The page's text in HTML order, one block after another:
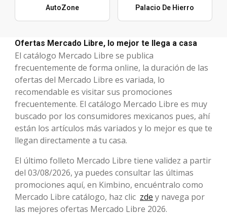
AutoZone Palacio De Hierro
Ofertas Mercado Libre, lo mejor te llega a casa
El catálogo Mercado Libre se publica
frecuentemente de forma online, la duración de las
ofertas del Mercado Libre es variada, lo
recomendable es visitar sus promociones
frecuentemente. El catálogo Mercado Libre es muy
buscado por los consumidores mexicanos pues, ahí
están los artículos más variados y lo mejor es que te
llegan directamente a tu casa.
El último folleto Mercado Libre tiene validez a partir
del 03/08/2026, ya puedes consultar las últimas
promociones aquí, en Kimbino, encuéntralo como
Mercado Libre catálogo, haz clic zde y navega por
las mejores ofertas Mercado Libre 2026.